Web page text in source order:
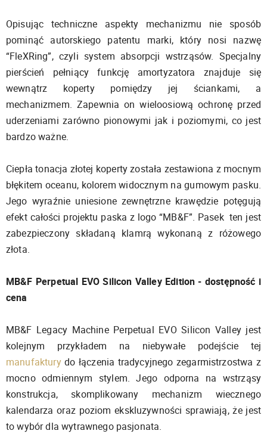
Opisując techniczne aspekty mechanizmu nie sposób
pominąć autorskiego patentu marki, który nosi nazwę
“FleXRing”, czyli system absorpcji wstrząsów. Specjalny
pierścień pełniący funkcję amortyzatora znajduje się
wewnątrz koperty pomiędzy jej ściankami, a
mechanizmem. Zapewnia on wieloosiową ochronę przed
uderzeniami zarówno pionowymi jak i poziomymi, co jest
bardzo ważne.
Ciepła tonacja złotej koperty została zestawiona z mocnym
błękitem oceanu, kolorem widocznym na gumowym pasku.
Jego wyraźnie uniesione zewnętrzne krawędzie potęgują
efekt całości projektu paska z logo “MB&F”. Pasek ten jest
zabezpieczony składaną klamrą wykonaną z różowego
złota.
MB&F Perpetual EVO Silicon Valley Edition - dostępność i
cena
MB&F Legacy Machine Perpetual EVO Silicon Valley jest
kolejnym przykładem na niebywałe podejście tej
manufakturydo łączenia tradycyjnego zegarmistrzostwa z
mocno odmiennym stylem. Jego odporna na wstrząsy
konstrukcja, skomplikowany mechanizm wiecznego
kalendarza oraz poziom ekskluzywności sprawiają, że jest
to wybór dla wytrawnego pasjonata.